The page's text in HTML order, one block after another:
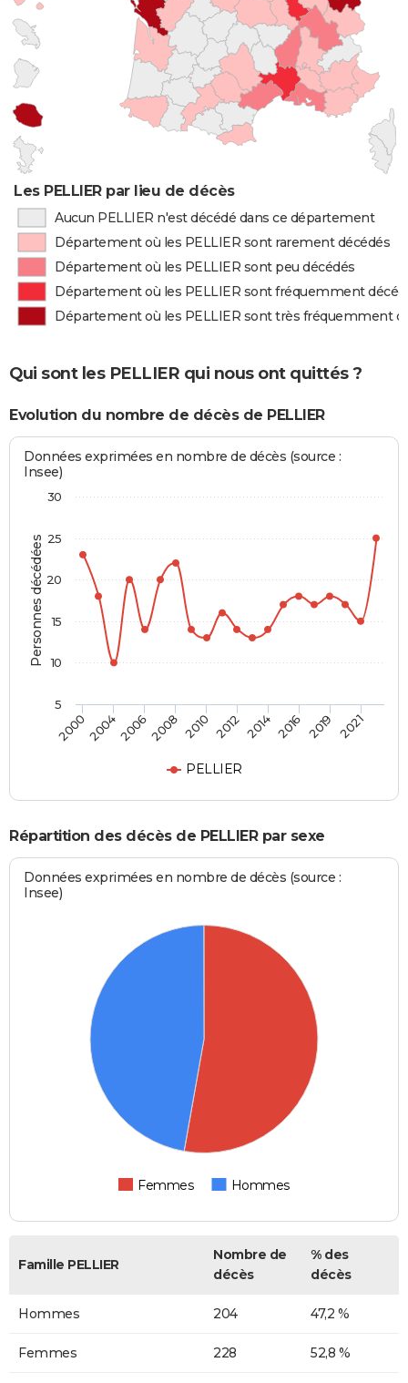
Les PELLIER par lieu de décès
Aucun PELLIER n'est décédé dans ce département
Département où les PELLIER sont rarement décédés
Département où les PELLIER sont peu décédés
Département où les PELLIER sont fréquemment
Département où les PELLIER sont très fréquemment
Qui sont les PELLIER qui nous ont quittés ?
Evolution du nombre de décès de PELLIER
Personnes décédées
Données exprimées en nombre de décès (source :
Insee)
PELLIER
2000200420062008 2010 2012 2014 2016 2019 2021
5
10
15
20
25
30
Répartition des décès de PELLIER par sexe
Données exprimées en nombre de décès (source :
Insee)
Femmes Hommes
Famille PELLIER
Nombre de
décès
% des
décès
Hommes 204 47,2 %
Femmes 228 52,8 %